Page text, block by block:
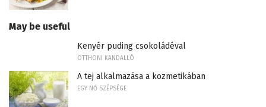
May be useful
Kenyér puding csokoládéval
OTTHONI KANDALLÓ
A tej alkalmazása a kozmetikában
EGY NŐ SZÉPSÉGE